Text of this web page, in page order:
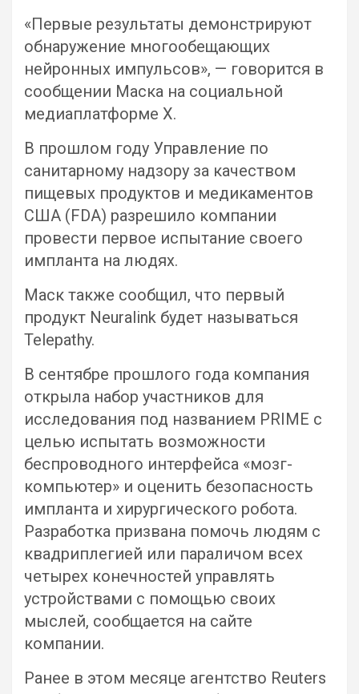
«Первые результаты демонстрируют
обнаружение многообещающих
нейронных импульсов», — говорится в
сообщении Маска на социальной
медиаплатформе X.
В прошлом году Управление по
санитарному надзору за качеством
пищевых продуктов и медикаментов
США (FDA) разрешило компании
провести первое испытание своего
импланта на людях.
Маск также сообщил, что первый
продукт Neuralink будет называться
Telepathy.
В сентябре прошлого года компания
открыла набор участников для
исследования под названием PRIME с
целью испытать возможности
беспроводного интерфейса «мозг-
компьютер» и оценить безопасность
импланта и хирургического робота.
Разработка призвана помочь людям с
квадриплегией или параличом всех
четырех конечностей управлять
устройствами с помощью своих
мыслей, сообщается на сайте
компании.
Ранее в этом месяце агентство Reuters